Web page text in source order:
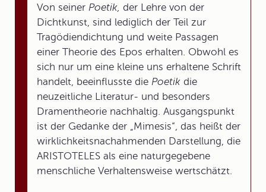
Von seiner Poetik, der Lehre von der
Dichtkunst, sind lediglich der Teil zur
Tragödiendichtung und weite Passagen
einer Theorie des Epos erhalten. Obwohl es
sich nur um eine kleine uns erhaltene Schrift
handelt, beeinflusste die Poetik die
neuzeitliche Literatur- und besonders
Dramentheorie nachhaltig. Ausgangspunkt
ist der Gedanke der „Mimesis“, das heißt der
wirklichkeitsnachahmenden Darstellung, die
ARISTOTELES als eine naturgegebene
menschliche Verhaltensweise wertschätzt.